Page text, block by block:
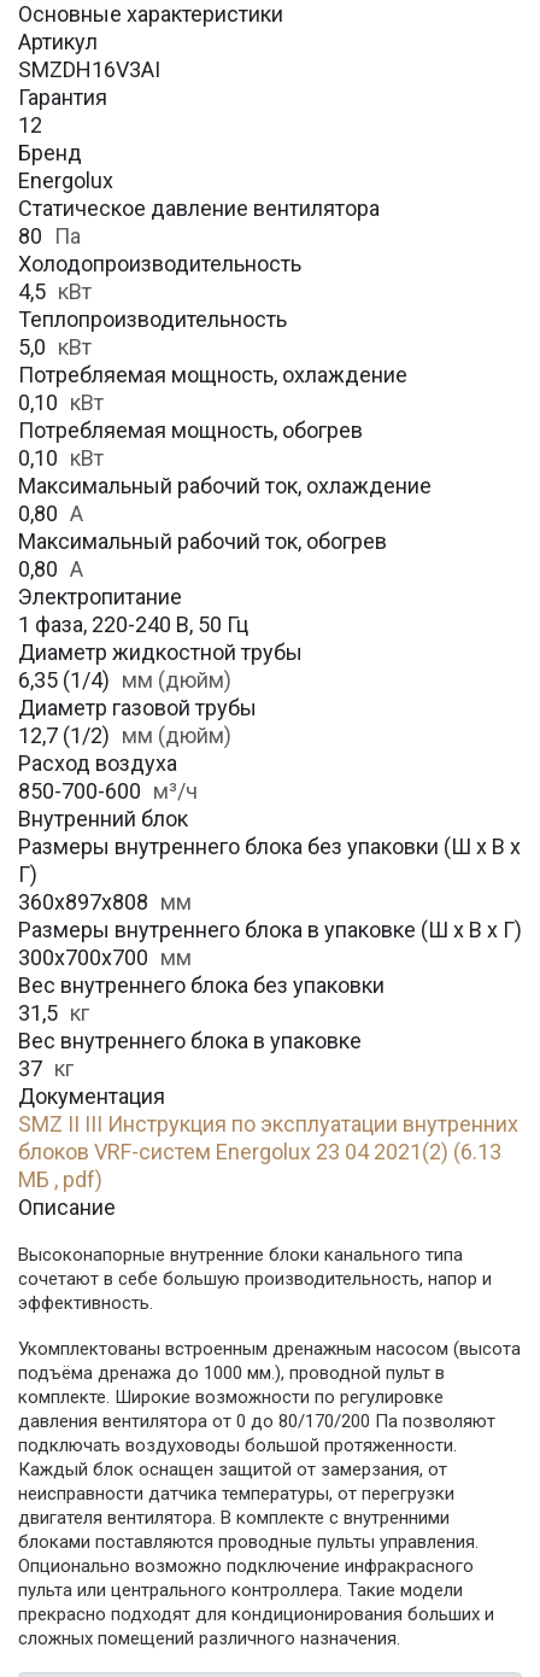
Основные характеристики
Артикул
SMZDH16V3AI
Гарантия
12
Бренд
Energolux
Статическое давление вентилятора
80
Па
Холодопроизводительность
4,5 кВт
Теплопроизводительность
5,0 кВт
Потребляемая мощность, охлаждение
0,10 кВт
Потребляемая мощность, обогрев
0,10 кВт
Максимальный рабочий ток, охлаждение
0,80 A
Максимальный рабочий ток, обогрев
0,80 А
Электропитание
1 фаза, 220-240 В, 50 Гц
Диаметр жидкостной трубы
6,35 (1/4) мм (дюйм)
Диаметр газовой трубы
12,7 (1/2) мм (дюйм)
Расход воздуха
850-700-600 м³/ч
Внутренний блок
Размеры внутреннего блока без упаковки (Ш х В х
Г)
360х897х808 мм
Размеры внутреннего блока в упаковке (Ш х В х Г)
300х700х700 мм
Вес внутреннего блока без упаковки
31,5 кг
Вес внутреннего блока в упаковке
37 кг
Документация
SMZ II III Инструкция по эксплуатации внутренних
блоков VRF-систем Energolux 23 04 2021(2) (6.13
МБ , pdf)
Описание
Высоконапорные внутренние блоки канального типа
сочетают в себе большую производительность, напор и
эффективность.
Укомплектованы встроенным дренажным насосом (высота
подъёма дренажа до 1000 мм.), проводной пульт в
комплекте. Широкие возможности по регулировке
давления вентилятора от 0 до 80/170/200 Па позволяют
подключать воздуховоды большой протяженности.
Каждый блок оснащен защитой от замерзания, от
неисправности датчика температуры, от перегрузки
двигателя вентилятора. В комплекте с внутренними
блоками поставляются проводные пульты управления.
Опционально возможно подключение инфракрасного
пульта или центрального контроллера. Такие модели
прекрасно подходят для кондиционирования больших и
сложных помещений различного назначения.